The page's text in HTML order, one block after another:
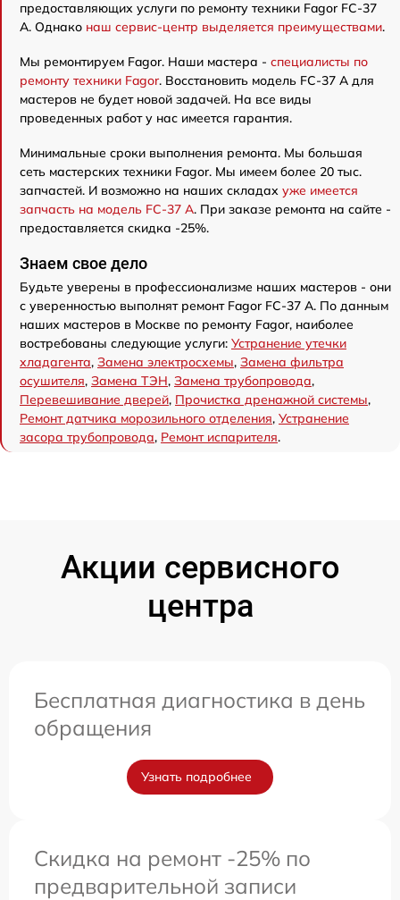
предоставляющих услуги по ремонту техники Fagor FC-37
A. Однако наш сервис-центр выделяется преимуществами.
Мы ремонтируем Fagor. Наши мастера - специалисты по
ремонту техники Fagor. Восстановить модель FC-37 A для
мастеров не будет новой задачей. На все виды
проведенных работ у нас имеется гарантия.
Минимальные сроки выполнения ремонта. Мы большая
сеть мастерских техники Fagor. Мы имеем более 20 тыс.
запчастей. И возможно на наших складах уже имеется
запчасть на модель FC-37 A. При заказе ремонта на сайте -
предоставляется скидка -25%.
Знаем свое дело
Будьте уверены в профессионализме наших мастеров - они
с уверенностью выполнят ремонт Fagor FC-37 A. По данным
наших мастеров в Москве по ремонту Fagor, наиболее
востребованы следующие услуги: Устранение утечки
хладагента, Замена электросхемы, Замена фильтра
осушителя, Замена ТЭН, Замена трубопровода,
Перевешивание дверей, Прочистка дренажной системы,
Ремонт датчика морозильного отделения, Устранение
засора трубопровода, Ремонт испарителя.
Акции сервисного
центра
Бесплатная диагностика в день
обращения
Узнать подробнее
Скидка на ремонт -25% по
предварительной записи